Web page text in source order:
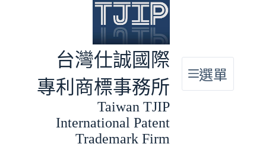
台灣仕誠國際
專利商標事務所
Taiwan TJIP
International Patent
Trademark Firm
選單